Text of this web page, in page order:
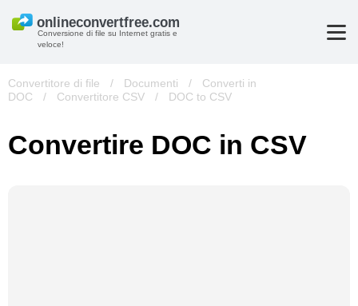
Conversione di file su Internet gratis e
veloce!
Convertitore di file / Documenti /
Converti in
DOC
/ Convertitore CSV / DOC to CSV
Convertire DOC in CSV